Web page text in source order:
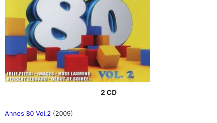
2 CD
Annes 80 Vol.2 (2009)